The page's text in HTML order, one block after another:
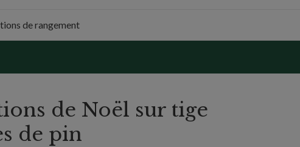
de rangement
de Noël sur tige
de pin